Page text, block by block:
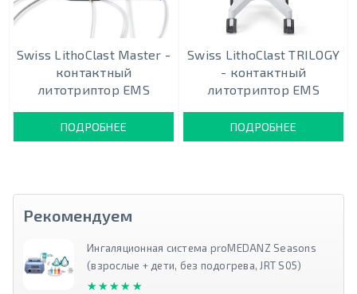
Swiss LithoClast Master -
контактный
литотриптор EMS
ПОДРОБНЕЕ
Swiss LithoClast TRILOGY
- контактный
литотриптор EMS
ПОДРОБНЕЕ
Рекомендуем
Ингаляционная система proMEDANZ Seasons
(взрослые + дети, без подогрева, JRT S05)
★★★★★
★★★★★